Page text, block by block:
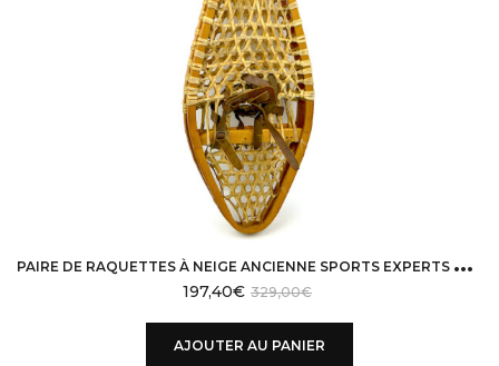
P
AIRE DE RAQUETTES À NEIGE ANCIENNE SPORTS EXPERTS MI-XXE CANADA
329,00€
197,40€
AJOUTER AU PANIER